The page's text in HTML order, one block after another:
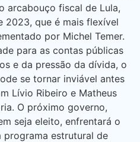
arcabouço fiscal de Lula,
2023, que é mais flexível
por Michel Temer.
para as contas públicas
e da pressão da dívida, o
se tornar inviável antes
Lívio Ribeiro e Matheus
O próximo governo,
seja eleito, enfrentará o
estrutural de